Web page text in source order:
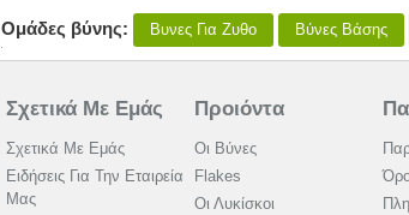
Ομάδες βύνης: Βυνες Για Ζυθο Βύνες Βάσης
Σχετικά Με Εμάς
Σχετικά Με Εμάς
Ειδήσεις Για Την Εταιρεία
Μας
Προιόντα
Οι Βύνες
Flakes
Οι Λυκίσκοι